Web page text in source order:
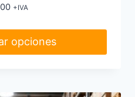
Rango
desde
+IVA
opciones